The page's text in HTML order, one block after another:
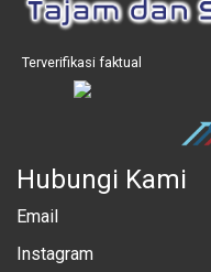
Terverifikasi faktual
Hubungi Kami
Email
Instagram